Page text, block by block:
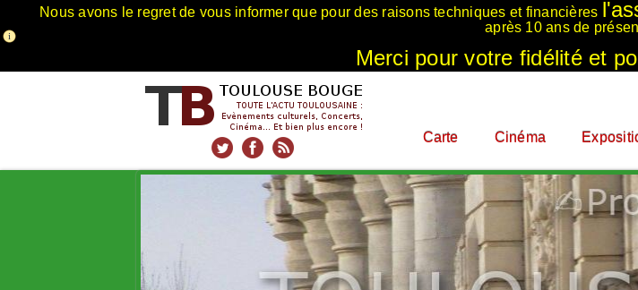
Nous avons le regret de vous informer que pour des raisons techniques et financières
après 10 ans de
Merci pour votre fidélité et
Carte Cinéma